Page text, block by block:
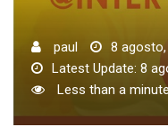
paul
8
Latest Update: 8
Less than a